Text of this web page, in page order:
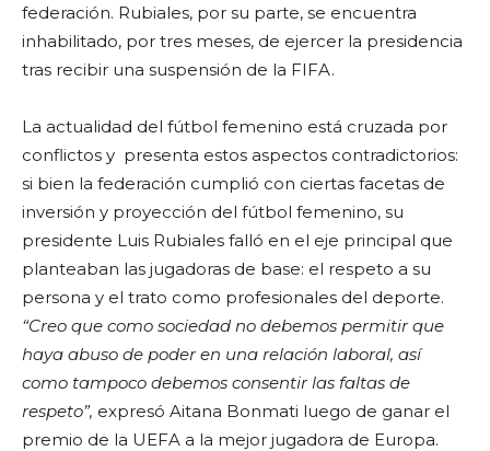
federación. Rubiales, por su parte, se encuentra
inhabilitado, por tres meses, de ejercer la presidencia
tras recibir una suspensión de la FIFA.
La actualidad del fútbol femenino está cruzada por
conflictos y presenta estos aspectos contradictorios:
si bien la federación cumplió con ciertas facetas de
inversión y proyección del fútbol femenino, su
presidente Luis Rubiales falló en el eje principal que
planteaban las jugadoras de base: el respeto a su
persona y el trato como profesionales del deporte.
“Creo que como sociedad no debemos permitir que
haya abuso de poder en una relación laboral, así
como tampoco debemos consentir las faltas de
respeto”, expresó Aitana Bonmati luego de ganar el
premio de la UEFA a la mejor jugadora de Europa.